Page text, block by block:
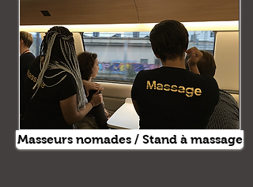
Masseurs nomades / Stand à massage